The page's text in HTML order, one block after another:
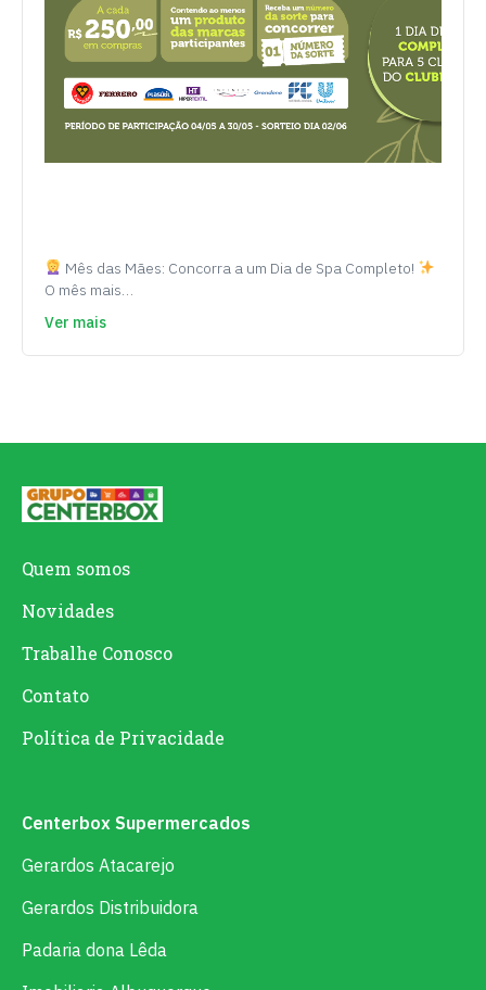
Mês das Mães: Concorra a um Dia de Spa Completo!
O mês mais…
Ver mais
Quem somos
Novidades
Trabalhe Conosco
Contato
Política de Privacidade
Centerbox Supermercados
Gerardos Atacarejo
Gerardos Distribuidora
Padaria dona Lêda